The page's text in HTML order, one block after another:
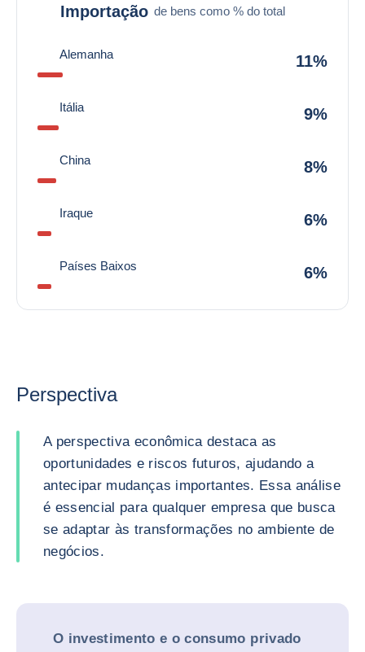
Importação de bens como % do total
Alemanha 11%
Itália 9%
China 8%
Iraque 6%
Países Baixos 6%
Perspectiva
A perspectiva econômica destaca as
oportunidades e riscos futuros, ajudando a
antecipar mudanças importantes. Essa análise
é essencial para qualquer empresa que busca
se adaptar às transformações no ambiente de
negócios.
O investimento e o consumo privado